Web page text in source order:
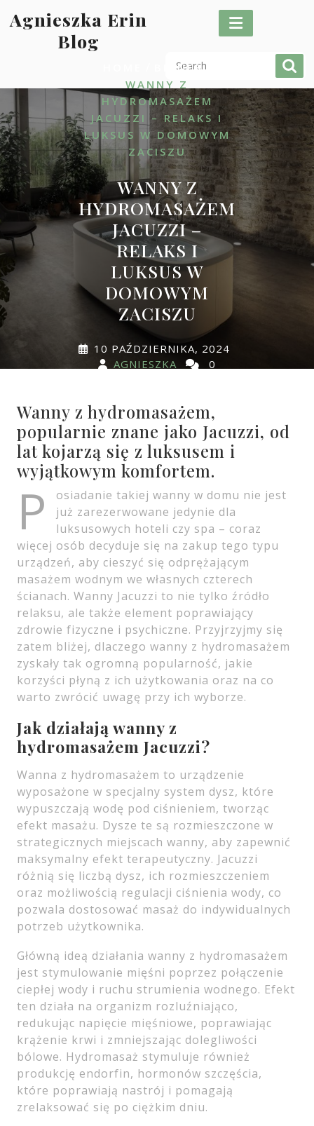
toAgnieszka Erin
Blog
BIZNES/
WANNY Z
HYDROMASAŻEM
JACUZZI – RELAKS I
LUKSUS W DOMOWYM
ZACISZU
WANNY Z
HYDROMASAŻEM
JACUZZI –
RELAKS I
LUKSUS W
DOMOWYM
ZACISZU
10 PAŹDZIERNIKA, 2024
AGNIESZKA
0
Wanny z hydromasażem,
popularnie znane jako Jacuzzi, od
lat kojarzą się z luksusem i
wyjątkowym komfortem.
P
osiadanie takiej wanny w domu nie jest
już zarezerwowane jedynie dla
luksusowych hoteli czy spa – coraz
więcej osób decyduje się na zakup tego typu
urządzeń, aby cieszyć się odprężającym
masażem wodnym we własnych czterech
ścianach. Wanny Jacuzzi to nie tylko źródło
relaksu, ale także element poprawiający
zdrowie fizyczne i psychiczne. Przyjrzyjmy się
zatem bliżej, dlaczego wanny z hydromasażem
zyskały tak ogromną popularność, jakie
korzyści płyną z ich użytkowania oraz na co
warto zwrócić uwagę przy ich wyborze.
Jak działają wanny z
hydromasażem Jacuzzi?
Wanna z hydromasażem to urządzenie
wyposażone w specjalny system dysz, które
wypuszczają wodę pod ciśnieniem, tworząc
efekt masażu. Dysze te są rozmieszczone w
strategicznych miejscach wanny, aby zapewnić
maksymalny efekt terapeutyczny. Jacuzzi
różnią się liczbą dysz, ich rozmieszczeniem
oraz możliwością regulacji ciśnienia wody, co
pozwala dostosować masaż do indywidualnych
potrzeb użytkownika.
Główną ideą działania wanny z hydromasażem
jest stymulowanie mięśni poprzez połączenie
ciepłej wody i ruchu strumienia wodnego. Efekt
ten działa na organizm rozluźniająco,
redukując napięcie mięśniowe, poprawiając
krążenie krwi i zmniejszając dolegliwości
bólowe. Hydromasaż stymuluje również
produkcję endorfin, hormonów szczęścia,
które poprawiają nastrój i pomagają
zrelaksować się po ciężkim dniu.